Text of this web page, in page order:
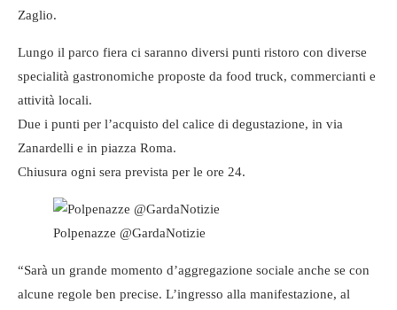
Zaglio.
Lungo il parco fiera ci saranno diversi punti ristoro con diverse
specialità gastronomiche proposte da food truck, commercianti e
attività locali.
Due i punti per l’acquisto del calice di degustazione, in via
Zanardelli e in piazza Roma.
Chiusura ogni sera prevista per le ore 24.
Polpenazze @GardaNotizie
“Sarà un grande momento d’aggregazione sociale anche se con
alcune regole ben precise. L’ingresso alla manifestazione, al